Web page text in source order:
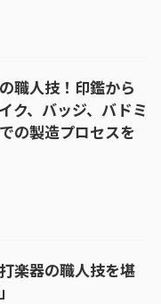
職人技！印鑑から
ク、バッジ、バドミ
の製造プロセスを
楽器の職人技を堪